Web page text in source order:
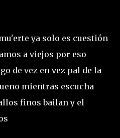
ya solo es cuestión
a viejos por eso
de vez en vez pal de la
mientras escucha
finos bailan y el